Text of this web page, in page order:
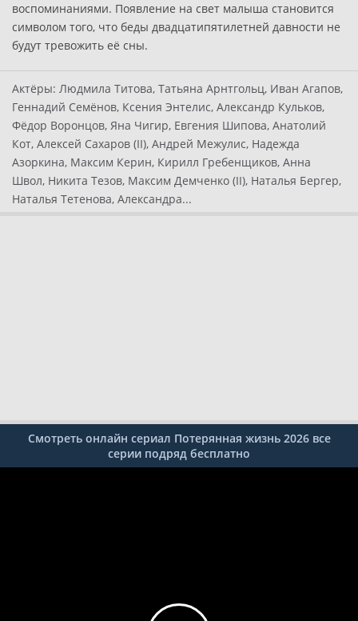
воспоминаниями. Появление на свет малыша становится
символом того, что беды двадцатипятилетней давности не
будут тревожить её сны.
Актёры: Людмила Титова, Татьяна Арнтгольц, Иван Агапов,
Геннадий Семёнов, Ксения Энтелис, Александр Кульков,
Фёдор Воронцов, Яна Чигир, Евгения Шипова, Анатолий
Кот, Алексей Сахаров (II), Андрей Межулис, Надежда
Азоркина, Максим Керин, Кирилл Гребенщиков, Анна
Швол, Никита Тезов, Максим Демченко (II), Наталья Бергер,
Наталья Тетенова, Александра...
Смотреть онлайн сериал Потерянная жизнь 2026 все
серии подряд бесплатно